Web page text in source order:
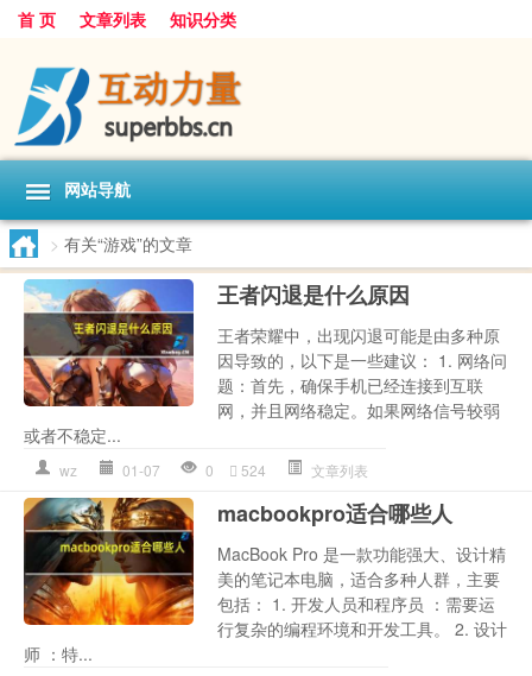
首 页 文章列表 知识分类
网站导航
> 有关“游戏”的文章
王者闪退是什么原因
王者荣耀中，出现闪退可能是由多种原
因导致的，以下是一些建议： 1. 网络问
题：首先，确保手机已经连接到互联
网，并且网络稳定。如果网络信号较弱
或者不稳定...
wz 01-07 0 524 文章列表
macbookpro适合哪些人
MacBook Pro 是一款功能强大、设计精
美的笔记本电脑，适合多种人群，主要
包括： 1. 开发人员和程序员 ：需要运
行复杂的编程环境和开发工具。 2. 设计
师 ：特...